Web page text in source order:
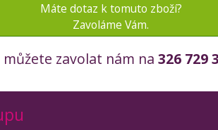
Máte dotaz k tomuto zboží?
Zavoláme Vám.
můžete zavolat nám na 326 729